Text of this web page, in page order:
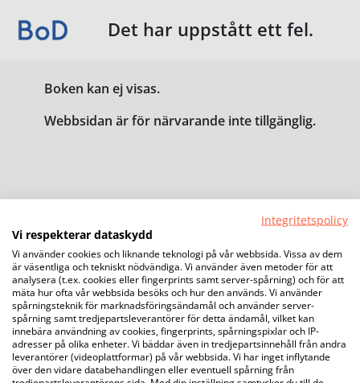
Det har uppstått ett fel.
Boken kan ej visas.
Webbsidan är för närvarande inte tillgänglig.
Integritetspolicy
Vi respekterar dataskydd
Vi använder cookies och liknande teknologi på vår webbsida. Vissa av dem
är väsentliga och tekniskt nödvändiga. Vi använder även metoder för att
analysera (t.ex. cookies eller fingerprints samt server-spårning) och för att
mäta hur ofta vår webbsida besöks och hur den används. Vi använder
spårningsteknik för marknadsföringsändamål och använder server-
spårning samt tredjepartsleverantörer för detta ändamål, vilket kan
innebära användning av cookies, fingerprints, spårningspixlar och IP-
adresser på olika enheter. Vi bäddar även in tredjepartsinnehåll från andra
leverantörer (videoplattformar) på vår webbsida. Vi har inget inflytande
över den vidare databehandlingen eller eventuell spårning från